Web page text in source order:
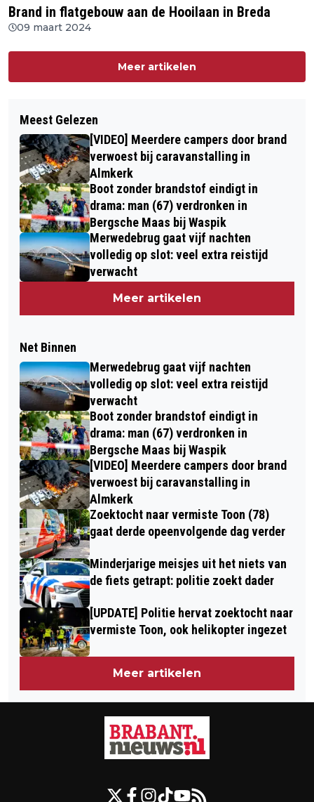
Brand in flatgebouw aan de Hooilaan in Breda
09 maart 2024
Meer artikelen
Meest Gelezen
[VIDEO] Meerdere campers door brand
verwoest bij caravanstalling in
Almkerk
Boot zonder brandstof eindigt in
drama: man (67) verdronken in
Bergsche Maas bij Waspik
Merwedebrug gaat vijf nachten
volledig op slot: veel extra reistijd
verwacht
Meer artikelen
Net Binnen
Merwedebrug gaat vijf nachten
volledig op slot: veel extra reistijd
verwacht
Boot zonder brandstof eindigt in
drama: man (67) verdronken in
Bergsche Maas bij Waspik
[VIDEO] Meerdere campers door brand
verwoest bij caravanstalling in
Almkerk
Zoektocht naar vermiste Toon (78)
gaat derde opeenvolgende dag verder
Minderjarige meisjes uit het niets van
de fiets getrapt: politie zoekt dader
[UPDATE] Politie hervat zoektocht naar
vermiste Toon, ook helikopter ingezet
Meer artikelen